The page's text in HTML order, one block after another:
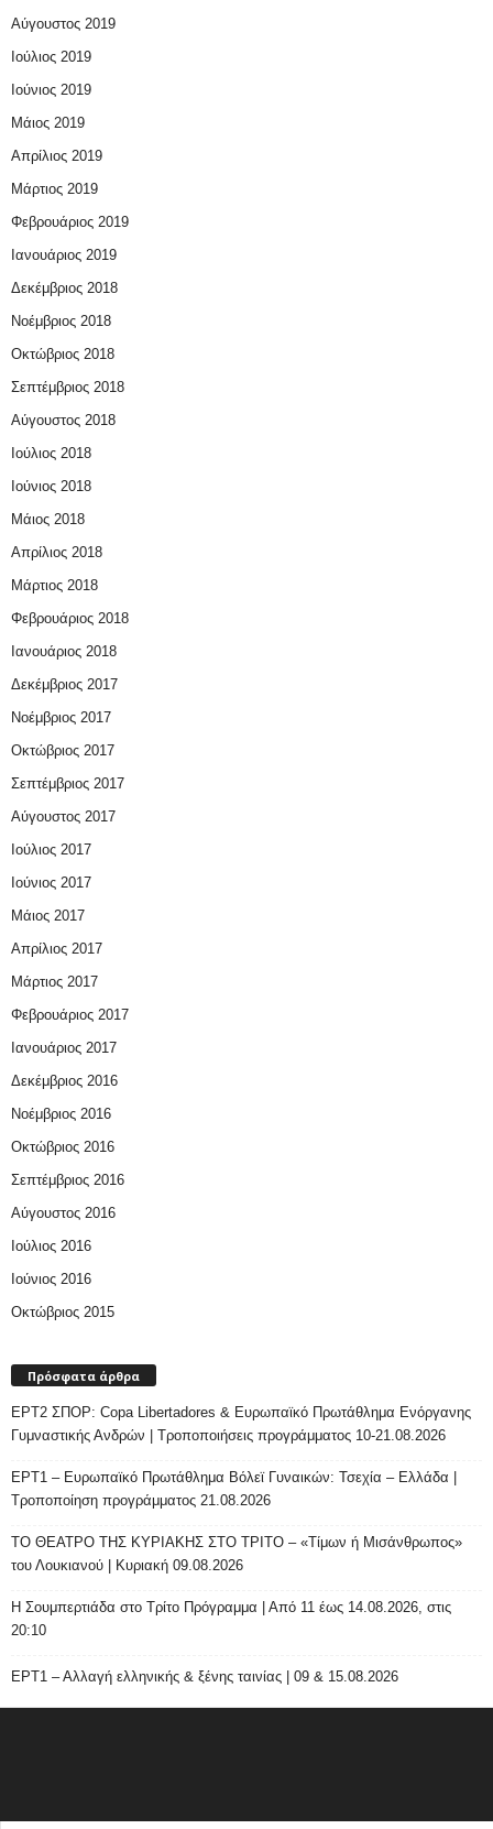
Αύγουστος 2019
Ιούλιος 2019
Ιούνιος 2019
Μάιος 2019
Απρίλιος 2019
Μάρτιος 2019
Φεβρουάριος 2019
Ιανουάριος 2019
Δεκέμβριος 2018
Νοέμβριος 2018
Οκτώβριος 2018
Σεπτέμβριος 2018
Αύγουστος 2018
Ιούλιος 2018
Ιούνιος 2018
Μάιος 2018
Απρίλιος 2018
Μάρτιος 2018
Φεβρουάριος 2018
Ιανουάριος 2018
Δεκέμβριος 2017
Νοέμβριος 2017
Οκτώβριος 2017
Σεπτέμβριος 2017
Αύγουστος 2017
Ιούλιος 2017
Ιούνιος 2017
Μάιος 2017
Απρίλιος 2017
Μάρτιος 2017
Φεβρουάριος 2017
Ιανουάριος 2017
Δεκέμβριος 2016
Νοέμβριος 2016
Οκτώβριος 2016
Σεπτέμβριος 2016
Αύγουστος 2016
Ιούλιος 2016
Ιούνιος 2016
Οκτώβριος 2015
Πρόσφατα άρθρα
ΕΡΤ2 ΣΠΟΡ: Copa Libertadores & Ευρωπαϊκό Πρωτάθλημα Ενόργανης
Γυμναστικής Ανδρών | Τροποποιήσεις προγράμματος 10-21.08.2026
ΕΡΤ1 – Ευρωπαϊκό Πρωτάθλημα Βόλεϊ Γυναικών: Τσεχία – Ελλάδα |
Τροποποίηση προγράμματος 21.08.2026
ΤΟ ΘΕΑΤΡΟ ΤΗΣ ΚΥΡΙΑΚΗΣ ΣΤΟ ΤΡΙΤΟ – «Τίμων ή Μισάνθρωπος»
του Λουκιανού | Κυριακή 09.08.2026
H Σουμπερτιάδα στο Τρίτο Πρόγραμμα | Από 11 έως 14.08.2026, στις
20:10
ΕΡΤ1 – Αλλαγή ελληνικής & ξένης ταινίας | 09 & 15.08.2026